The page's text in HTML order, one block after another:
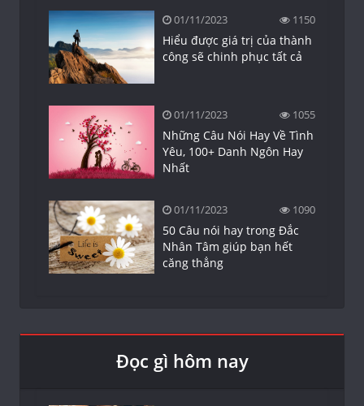
01/11/2023 1150
Hiểu được giá trị của thành
công sẽ chinh phục tất cả
01/11/2023 1055
Những Câu Nói Hay Về Tình
Yêu, 100+ Danh Ngôn Hay
Nhất
01/11/2023 1090
50 Câu nói hay trong Đắc
Nhân Tâm giúp bạn hết
căng thẳng
Đọc gì hôm nay